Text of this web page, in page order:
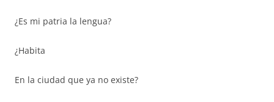
¿Es mi patria la lengua?
¿Habita
En la ciudad que ya no existe?